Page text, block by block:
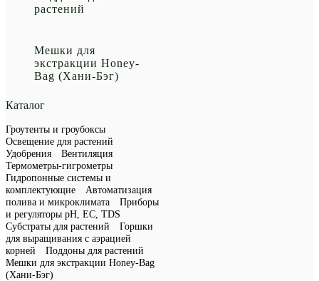
растений
Мешки для
экстракции Honey-
Bag (Хани-Бэг)
Каталог
Гроутенты и гроубоксы
Освещение для растений
Удобрения
Вентиляция
Термометры-гигрометры
Гидропонные системы и
комплектующие
Автоматизация
полива и микроклимата
Приборы
и регуляторы рН, EC, TDS
Субстраты для растений
Горшки
для выращивания с аэрацией
корней
Поддоны для растений
Мешки для экстракции Honey-Bag
(Хани-Бэг)